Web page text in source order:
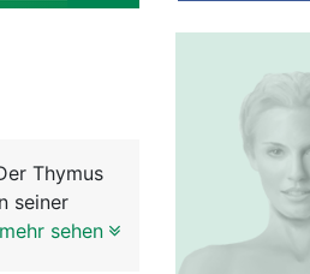
Thymus
seiner
wie eine
sehen